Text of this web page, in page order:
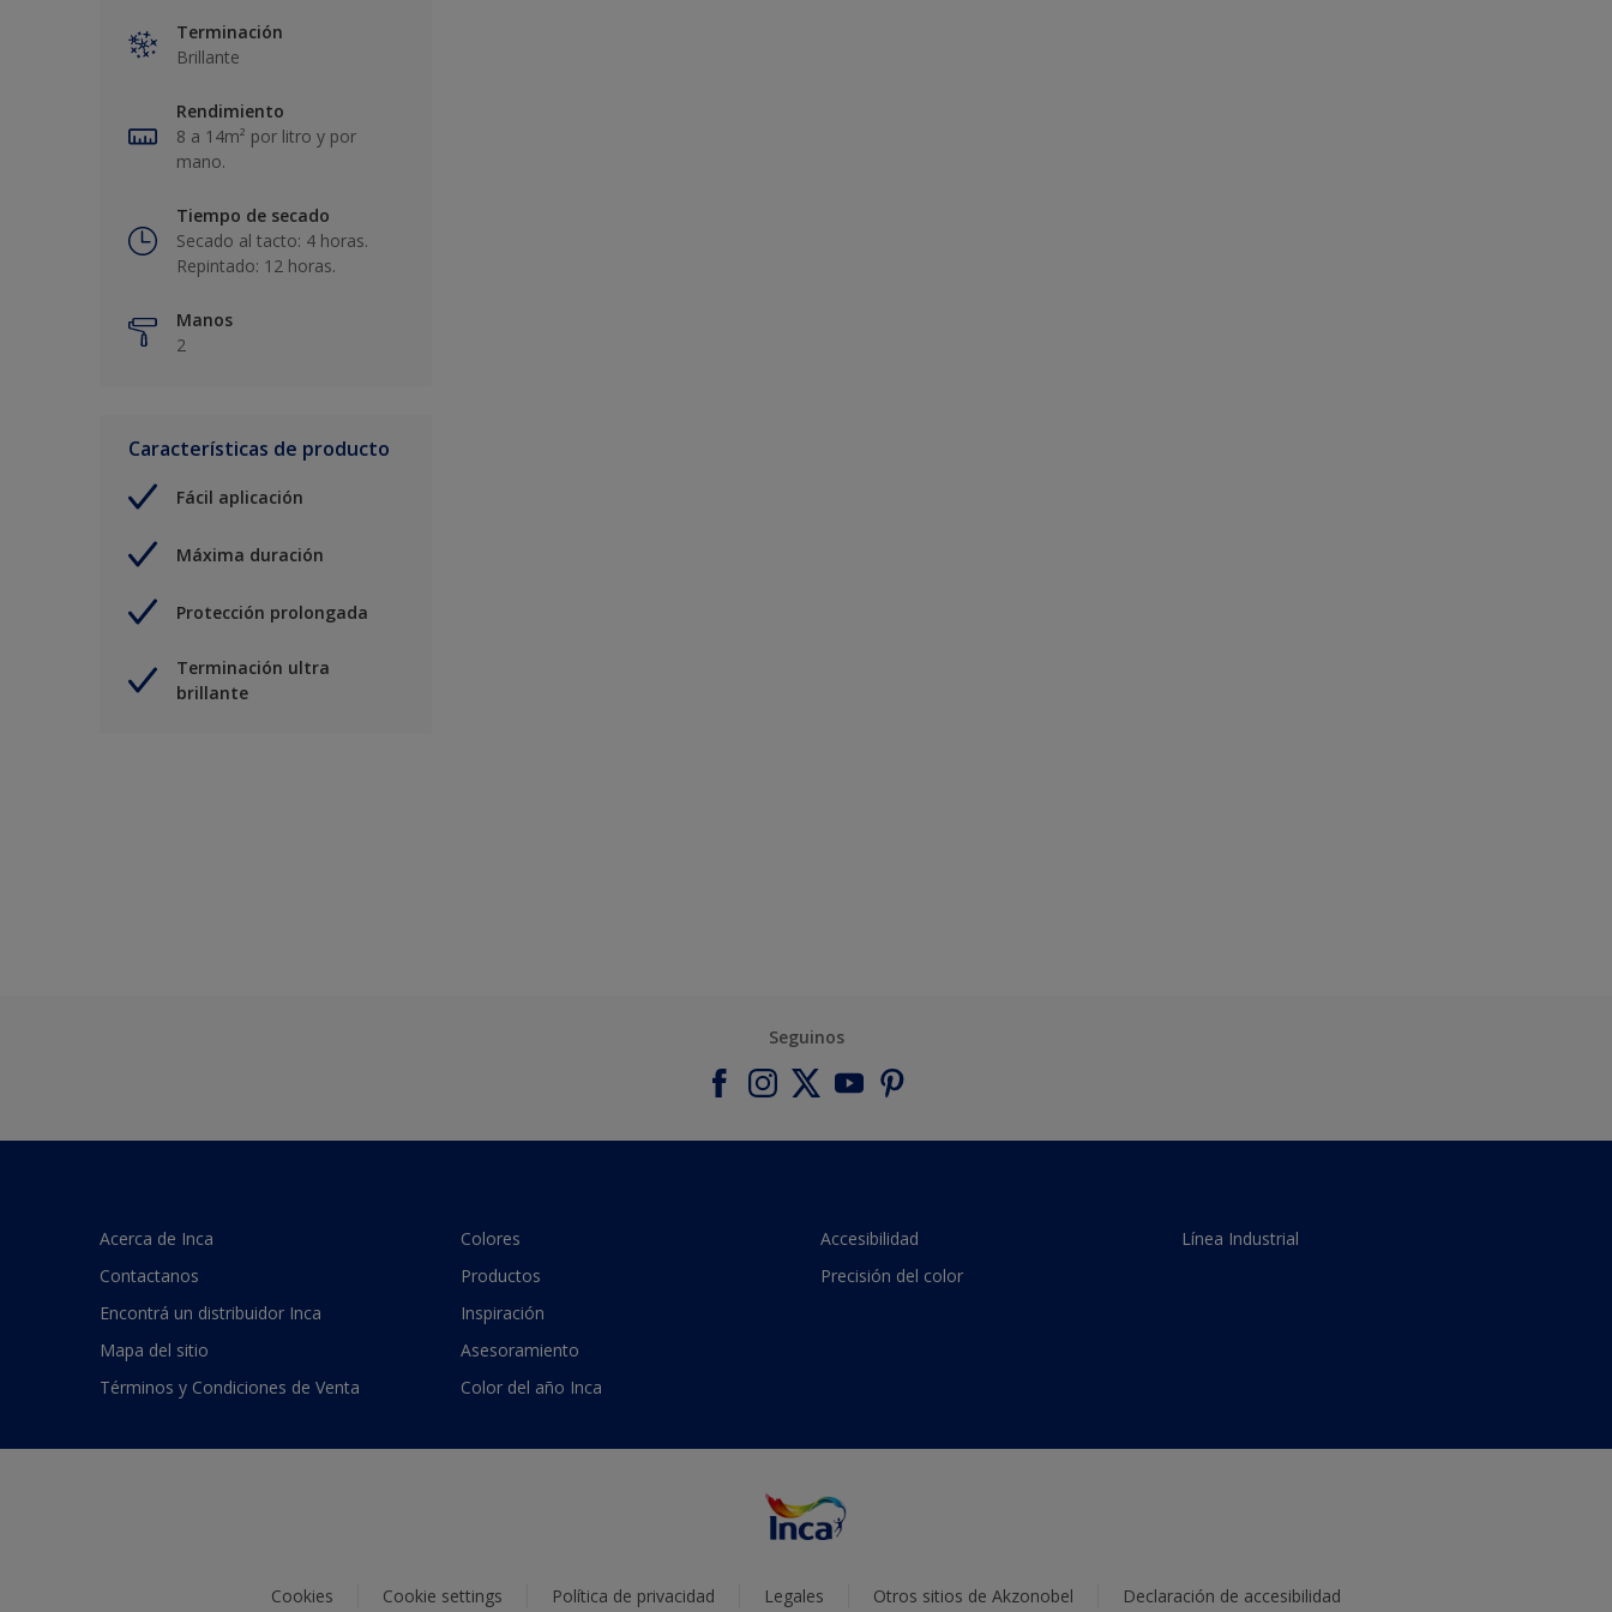
Terminación
Brillante
Rendimiento
8 a 14m² por litro y por
mano.
Tiempo de secado
Secado al tacto: 4 horas.
Repintado: 12 horas.
Manos
2
Características de producto
Fácil aplicación
Máxima duración
Protección prolongada
Terminación ultra
brillante
Seguinos
Acerca de Inca
Contactanos
Encontrá un distribuidor Inca
Mapa del sitio
Términos y Condiciones de Venta
Colores
Productos
Inspiración
Asesoramiento
Color del año Inca
Accesibilidad
Precisión del color
Línea Industrial
Cookies Cookie settings Política de privacidad Legales Otros sitios de Akzonobel Declaración de accesibilidad